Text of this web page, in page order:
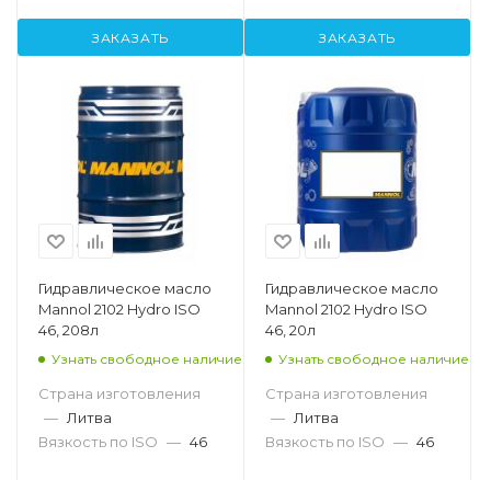
ЗАКАЗАТЬ ЗАКАЗАТЬ
Гидравлическое масло
Mannol 2102 Hydro ISO
46, 208л
Узнать свободное наличие
Страна изготовления
— Литва
Вязкость по ISO — 46
Гидравлическое масло
Mannol 2102 Hydro ISO
46, 20л
Узнать свободное наличие
Страна изготовления
— Литва
Вязкость по ISO — 46